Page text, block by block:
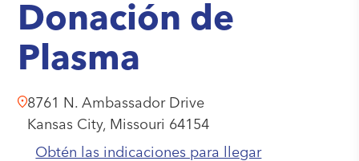
Donación de
Plasma
8761 N. Ambassador Drive
Kansas City, Missouri 64154
Obtén las indicaciones para llegar